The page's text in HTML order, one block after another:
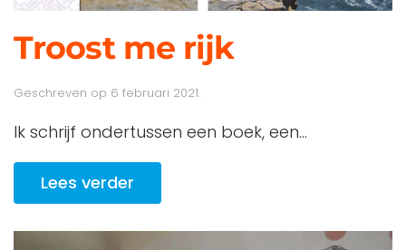
Troost me rijk
Geschreven op 6 februari 2021.
Ik schrijf ondertussen een boek, een...
Lees verder